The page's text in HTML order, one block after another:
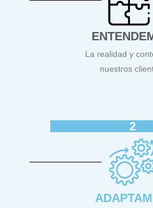
La realidad y
nuestros
2